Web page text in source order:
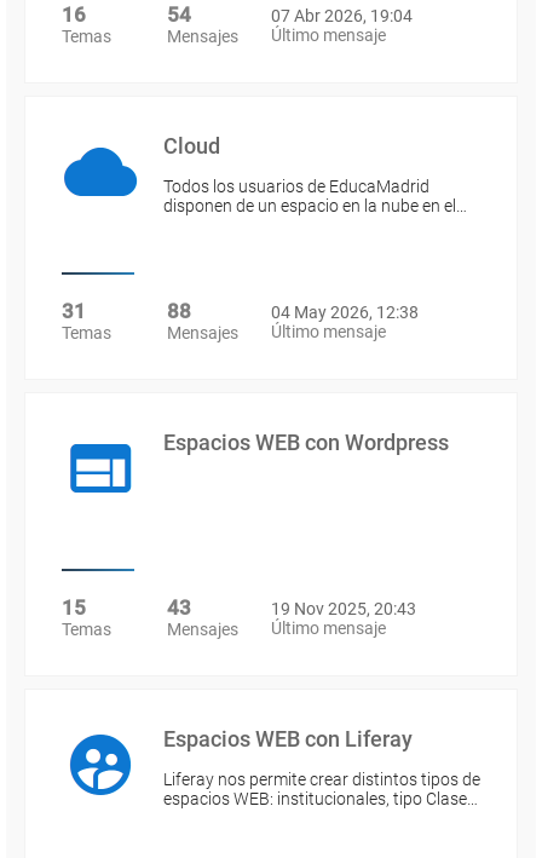
16
Temas
54
Mensajes
07 Abr 2026, 19:04
Último mensaje
Cloud
Todos los usuarios de EducaMadrid
disponen de un espacio en la nube en el…
31
Temas
88
Mensajes
04 May 2026, 12:38
Último mensaje
Espacios WEB con Wordpress
15
Temas
43
Mensajes
19 Nov 2025, 20:43
Último mensaje
Espacios WEB con Liferay
Liferay nos permite crear distintos tipos de
espacios WEB: institucionales, tipo Clase…